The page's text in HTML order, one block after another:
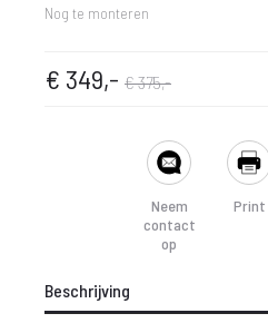
Nog te monteren
€375,-
€ 349,-
Neem
contact
op
Print
Beschrijving